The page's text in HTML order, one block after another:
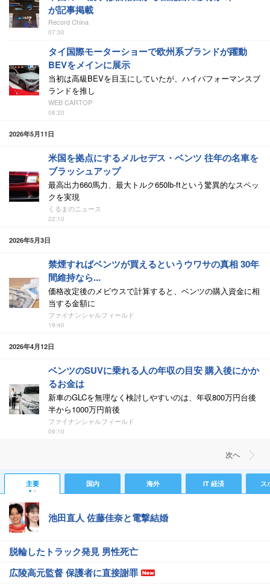
が記事掲載
Record China
07:30
タイ国際モーターショーで欧州系ブランドが躍動
BEVをメインに展示
当初は高級BEVを目玉にしていたが、ハイパフォーマンスブ
ランドを推し
WEB CARTOP
06:20
2026年5月11日
米国を拠点にするメルセデス・ベンツ 往年の名車を
ブラッシュアップ
最高出力660馬力、最大トルク650lb-ftという驚異的なスペッ
クを実現
くるまのニュース
22:10
2026年5月3日
禁煙すればベンツが買えるというウワサの真相 30年
間維持なら...
価格改定後のメビウスで計算すると、ベンツの購入資金に相
当する金額に
ファイナンシャルフィールド
19:40
2026年4月12日
ベンツのSUVに乗れる人の年収の目安 購入後にかか
るお金は
新車のGLCを無理なく検討しやすいのは、年収800万円台後
半から1000万円前後
ファイナンシャルフィールド
09:10
次ヘ
主要 国内 海外 IT 経済 ス
池田直人 佐藤佳奈と電撃結婚
脱輪したトラック発見 男性死亡
広陵高元監督 保護者に直接謝罪